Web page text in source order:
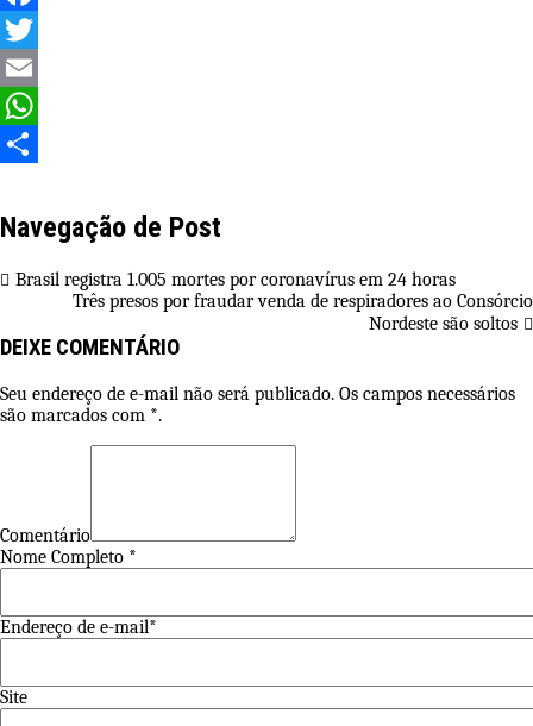
Facebook
Twitter
Email
WhatsApp
Navegação de Post
Brasil registra 1.005 mortes por coronavírus em 24 horas
Três presos por fraudar venda de respiradores ao Consórcio
Nordeste são soltos
DEIXE COMENTÁRIO
Seu endereço de e-mail não será publicado. Os campos necessários
são marcados com *.
Comentário
Nome Completo *
Endereço de e-mail*
Site